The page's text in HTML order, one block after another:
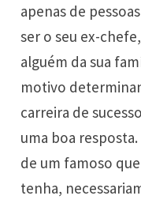
apenas de
ser o seu ex-
alguém da sua
motivo
carreira de
uma boa
de um famoso
tenha,